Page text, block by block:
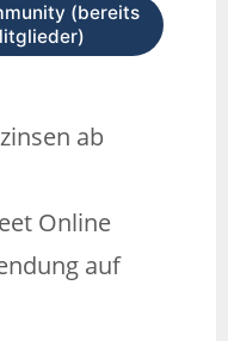
(bereits
ab
Online
auf